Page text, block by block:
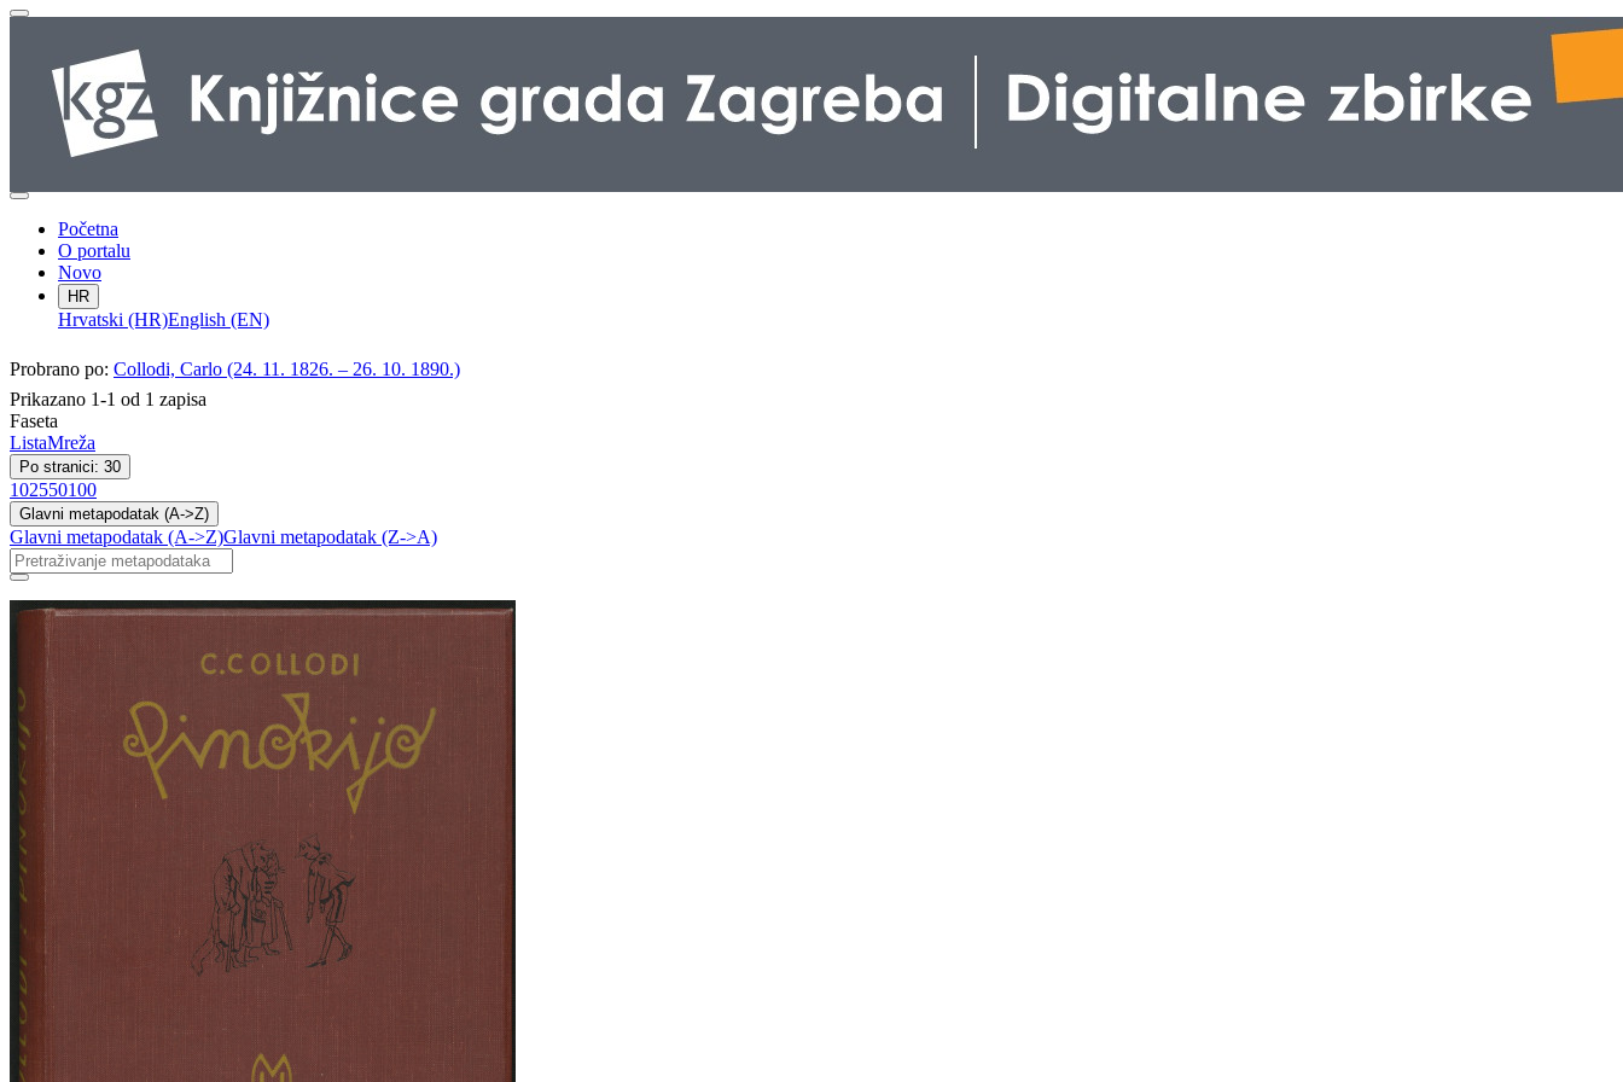
Početna
O portalu
Novo
HR
Hrvatski (HR)English (EN)
Probrano po: Collodi, Carlo (24. 11. 1826. – 26. 10. 1890.)
Prikazano 1-1 od 1 zapisa
Faseta
ListaMreža
Po stranici: 30
102550100
Glavni metapodatak (A->Z)
Glavni metapodatak (A->Z)Glavni metapodatak (Z->A)